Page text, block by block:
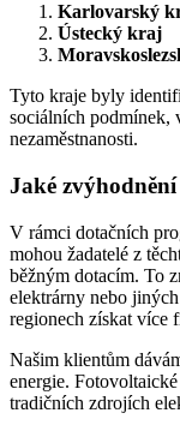
Karlovarský
Ústecký kraj
Tyto kraje byly
sociálních podmínek,
nezaměstnanosti.
Jaké zvýhodnění
V rámci dotačních
mohou žadatelé z
běžným dotacím. To
elektrárny nebo
regionech získat více
Našim klientům
energie.
tradičních zdrojích